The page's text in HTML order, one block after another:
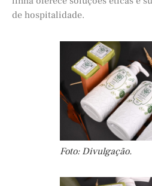
de hospitalidade.
Foto: Divulgação.